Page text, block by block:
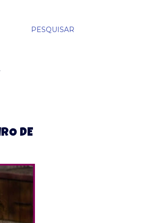
PESQUISAR
DE